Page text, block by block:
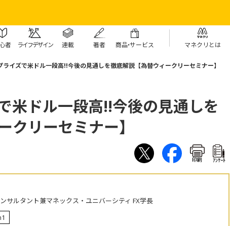
者 ライフデザイン 連載 著者 商品・サービス マネクリとは
ライズで米ドル一段高!!今後の見通しを徹底解説【為替ウィークリーセミナー】
米ドル一段高!!今後の見通しを
クリーセミナー】
印刷 ｱﾝｹｰﾄ
サルタント兼マネックス・ユニバーシティ FX学長